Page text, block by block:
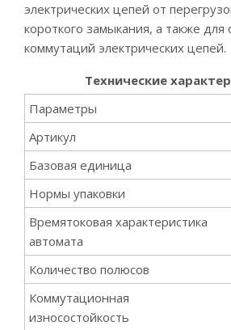
электрических цепей от
короткого замыкания, а также для
коммутаций электрических цепей.
Технические
Параметры
Артикул
Базовая единица
Нормы упаковки
Времятоковая характеристика
автомата
Количество полюсов
Коммутационная
износостойкость